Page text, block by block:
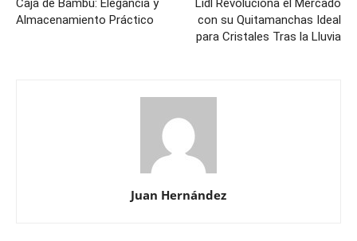
Caja de Bambú: Elegancia y
Almacenamiento Práctico
Lidl Revoluciona el Mercado
con su Quitamanchas Ideal
para Cristales Tras la Lluvia
Juan Hernández